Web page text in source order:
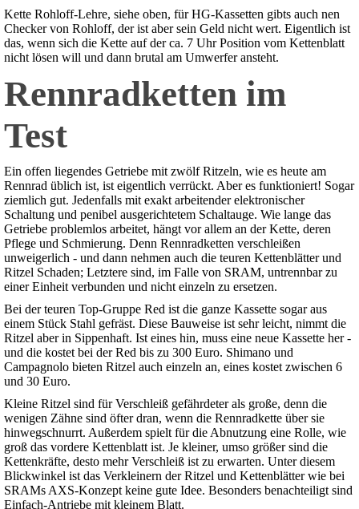
Kette Rohloff-Lehre, siehe oben, für HG-Kassetten gibts auch nen
Checker von Rohloff, der ist aber sein Geld nicht wert. Eigentlich ist
das, wenn sich die Kette auf der ca. 7 Uhr Position vom Kettenblatt
nicht lösen will und dann brutal am Umwerfer ansteht.
Rennradketten im
Test
Ein offen liegendes Getriebe mit zwölf Ritzeln, wie es heute am
Rennrad üblich ist, ist eigentlich verrückt. Aber es funktioniert! Sogar
ziemlich gut. Jedenfalls mit exakt arbeitender elektronischer
Schaltung und penibel ausgerichtetem Schaltauge. Wie lange das
Getriebe problemlos arbeitet, hängt vor allem an der Kette, deren
Pflege und Schmierung. Denn Rennradketten verschleißen
unweigerlich - und dann nehmen auch die teuren Kettenblätter und
Ritzel Schaden; Letztere sind, im Falle von SRAM, untrennbar zu
einer Einheit verbunden und nicht einzeln zu ersetzen.
Bei der teuren Top-Gruppe Red ist die ganze Kassette sogar aus
einem Stück Stahl gefräst. Diese Bauweise ist sehr leicht, nimmt die
Ritzel aber in Sippenhaft. Ist eines hin, muss eine neue Kassette her -
und die kostet bei der Red bis zu 300 Euro. Shimano und
Campagnolo bieten Ritzel auch einzeln an, eines kostet zwischen 6
und 30 Euro.
Kleine Ritzel sind für Verschleiß gefährdeter als große, denn die
wenigen Zähne sind öfter dran, wenn die Rennradkette über sie
hinwegschnurrt. Außerdem spielt für die Abnutzung eine Rolle, wie
groß das vordere Kettenblatt ist. Je kleiner, umso größer sind die
Kettenkräfte, desto mehr Verschleiß ist zu erwarten. Unter diesem
Blickwinkel ist das Verkleinern der Ritzel und Kettenblätter wie bei
SRAMs AXS-Konzept keine gute Idee. Besonders benachteiligt sind
Einfach-Antriebe mit kleinem Blatt.